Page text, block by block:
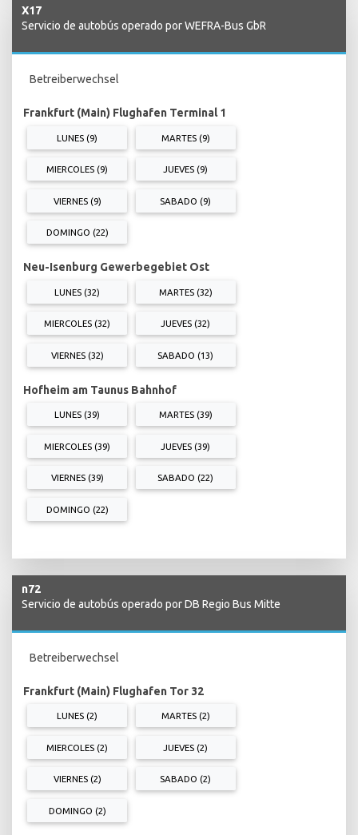
X17
Servicio de autobús operado por WEFRA-Bus GbR
Betreiberwechsel
Frankfurt (Main) Flughafen Terminal 1
LUNES (9) MARTES (9)
MIERCOLES (9) JUEVES (9)
VIERNES (9) SABADO (9)
DOMINGO (22)
Neu-Isenburg Gewerbegebiet Ost
LUNES (32) MARTES (32)
MIERCOLES (32) JUEVES (32)
VIERNES (32) SABADO (13)
Hofheim am Taunus Bahnhof
LUNES (39) MARTES (39)
MIERCOLES (39) JUEVES (39)
VIERNES (39) SABADO (22)
DOMINGO (22)
n72
Servicio de autobús operado por DB Regio Bus Mitte
Betreiberwechsel
Frankfurt (Main) Flughafen Tor 32
LUNES (2) MARTES (2)
MIERCOLES (2) JUEVES (2)
VIERNES (2) SABADO (2)
DOMINGO (2)